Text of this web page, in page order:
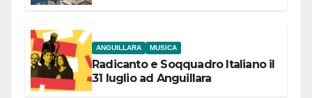
ANGUILLARA MUSICA
Radicanto e Soqquadro Italiano il
31 luglio ad Anguillara